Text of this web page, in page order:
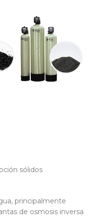
sólidos
principalmente
de osmosis inversa